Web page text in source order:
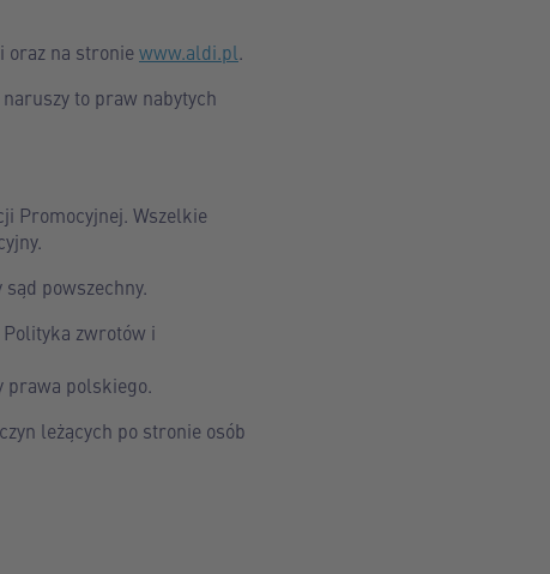
oraz na stroniewww.aldi.pl.
to praw nabytych
Promocyjnej. Wszelkie
powszechny.
zwrotów i
prawa polskiego.
leżących po stronie osób